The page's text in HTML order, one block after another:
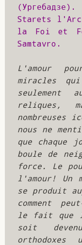
Starets
la Foi et
Samtavro.
L'amour
miracles
seulement
reliques,
nombreuses
nous ne
que chaque
boule de
force. Le
l'amour! Un
se produit
comment
le fait que
soit